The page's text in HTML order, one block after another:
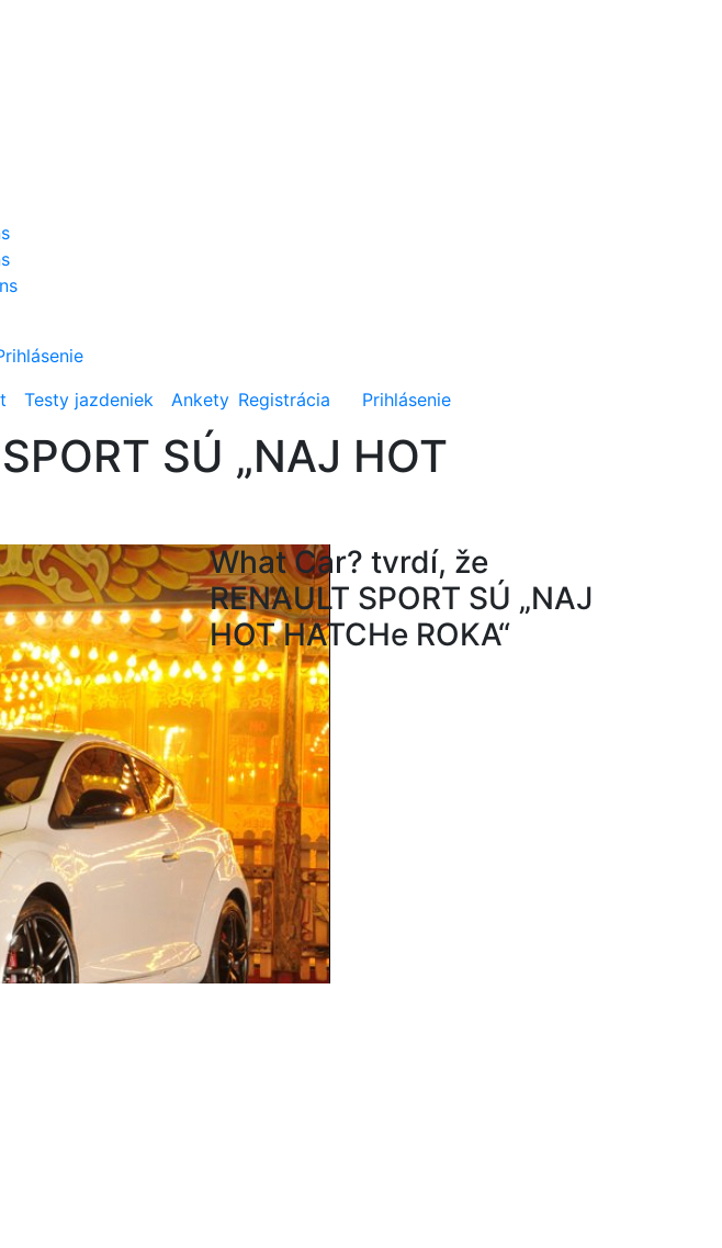
Testy jazdeniek Ankety Registrácia Prihlásenie
SÚ „NAJ HOT
What Car? tvrdí, že
RENAULT SPORT SÚ „NAJ
HOT HATCHe ROKA“